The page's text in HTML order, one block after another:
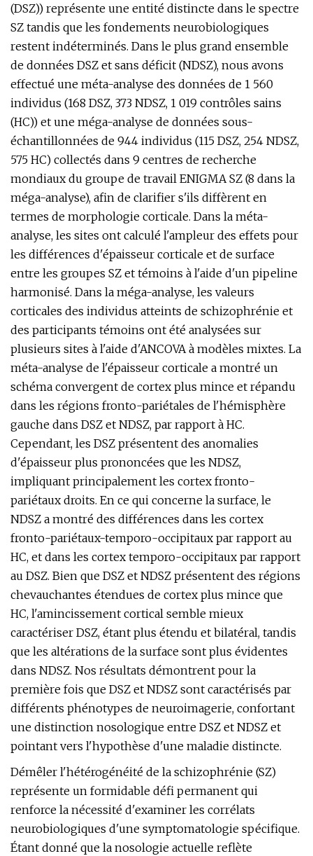
(DSZ)) représente une entité distincte dans le spectre
SZ tandis que les fondements neurobiologiques
restent indéterminés. Dans le plus grand ensemble
de données DSZ et sans déficit (NDSZ), nous avons
effectué une méta-analyse des données de 1 560
individus (168 DSZ, 373 NDSZ, 1 019 contrôles sains
(HC)) et une méga-analyse de données sous-
échantillonnées de 944 individus (115 DSZ, 254 NDSZ,
575 HC) collectés dans 9 centres de recherche
mondiaux du groupe de travail ENIGMA SZ (8 dans la
méga-analyse), afin de clarifier s'ils diffèrent en
termes de morphologie corticale. Dans la méta-
analyse, les sites ont calculé l'ampleur des effets pour
les différences d'épaisseur corticale et de surface
entre les groupes SZ et témoins à l'aide d'un pipeline
harmonisé. Dans la méga-analyse, les valeurs
corticales des individus atteints de schizophrénie et
des participants témoins ont été analysées sur
plusieurs sites à l'aide d'ANCOVA à modèles mixtes. La
méta-analyse de l'épaisseur corticale a montré un
schéma convergent de cortex plus mince et répandu
dans les régions fronto-pariétales de l'hémisphère
gauche dans DSZ et NDSZ, par rapport à HC.
Cependant, les DSZ présentent des anomalies
d'épaisseur plus prononcées que les NDSZ,
impliquant principalement les cortex fronto-
pariétaux droits. En ce qui concerne la surface, le
NDSZ a montré des différences dans les cortex
fronto-pariétaux-temporo-occipitaux par rapport au
HC, et dans les cortex temporo-occipitaux par rapport
au DSZ. Bien que DSZ et NDSZ présentent des régions
chevauchantes étendues de cortex plus mince que
HC, l'amincissement cortical semble mieux
caractériser DSZ, étant plus étendu et bilatéral, tandis
que les altérations de la surface sont plus évidentes
dans NDSZ. Nos résultats démontrent pour la
première fois que DSZ et NDSZ sont caractérisés par
différents phénotypes de neuroimagerie, confortant
une distinction nosologique entre DSZ et NDSZ et
pointant vers l'hypothèse d'une maladie distincte.
Démêler l'hétérogénéité de la schizophrénie (SZ)
représente un formidable défi permanent qui
renforce la nécessité d'examiner les corrélats
neurobiologiques d'une symptomatologie spécifique.
Étant donné que la nosologie actuelle reflète